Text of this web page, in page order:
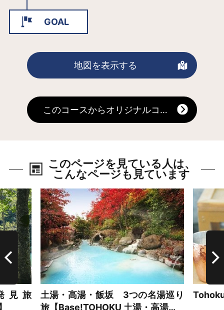
GOAL
地図を表示する
このコースからオリジナルコースを作る
このページを見ている人は、
こんなページも見ています
見旅
土湯・高湯・飯坂 3つの名湯巡り
旅【Base!TOHOKU 土湯・高湯…
詳細はこちら 詳細は